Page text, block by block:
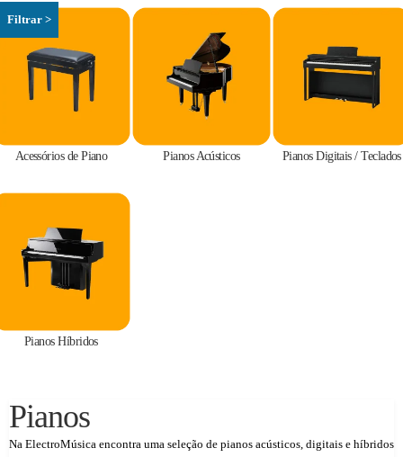
Acessórios de Piano Pianos Acústicos Pianos Digitais / Teclados
Pianos Híbridos
Pianos
Na ElectroMúsica encontra uma seleção de pianos acústicos, digitais e híbridos